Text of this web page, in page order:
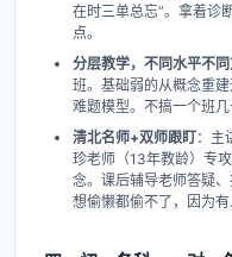
在时三单总忘”。拿着诊
点。
分层教学，不同水平不
班。基础弱的从概念重
难题模型。不搞一个班几
清北名师+双师跟盯：主
珍老师（13年教龄）专
念。课后辅导老师答疑
想偷懒都偷不了，因为有